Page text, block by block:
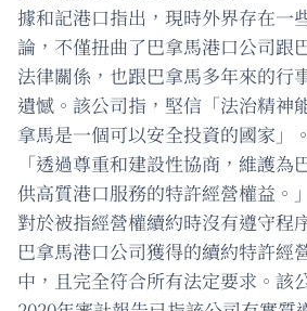
據和記港口指出，現時外界存在一
論，不僅扭曲了巴拿馬港口公司跟
法律關係，也跟巴拿馬多年來的行
遺憾。該公司指，堅信「法治精神
拿馬是一個可以安全投資的國家」
「透過尊重和建設性協商，維護為
供高質港口服務的特許經營權益。」
對於被指經營權續約時沒有遵守程
巴拿馬港口公司獲得的續約特許經
中，且完全符合所有法定要求。該